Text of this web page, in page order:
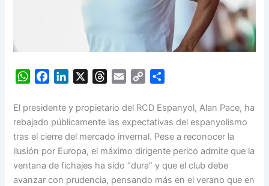
W
a
t
s
A
p
p
c
e
b
o
o
k
n
k
e
d
I
n
r
e
a
d
s
a
i
l
C
p
y
L
i
n
k
a
r
e
El presidente y propietario del RCD Espanyol, Alan Pace, ha
rebajado públicamente las expectativas del espanyolismo
tras el cierre del mercado invernal. Pese a reconocer la
ilusión por Europa, el máximo dirigente perico admite que la
ventana de fichajes ha sido “dura” y que el club debe
avanzar con prudencia, pensando más en el verano que en